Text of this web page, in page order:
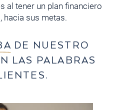
al tener un plan financiero
hacia sus metas.
DE NUESTRO
LAS PALABRAS